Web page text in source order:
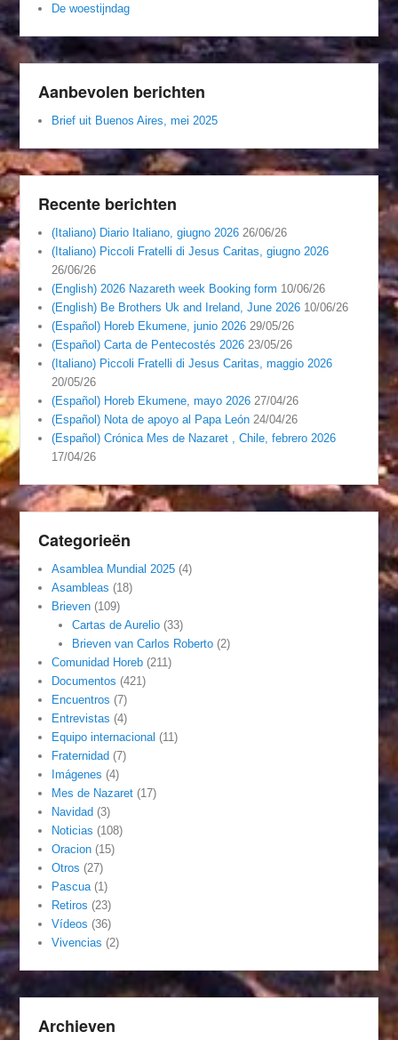
De woestijndag
Aanbevolen berichten
Brief uit Buenos Aires, mei 2025
Recente berichten
(Italiano) Diario Italiano, giugno 2026 26/06/26
(Italiano) Piccoli Fratelli di Jesus Caritas, giugno 2026
26/06/26
(English) 2026 Nazareth week Booking form 10/06/26
(English) Be Brothers Uk and Ireland, June 2026 10/06/26
(Español) Horeb Ekumene, junio 2026 29/05/26
(Español) Carta de Pentecostés 2026 23/05/26
(Italiano) Piccoli Fratelli di Jesus Caritas, maggio 2026
20/05/26
(Español) Horeb Ekumene, mayo 2026 27/04/26
(Español) Nota de apoyo al Papa León 24/04/26
(Español) Crónica Mes de Nazaret , Chile, febrero 2026
17/04/26
Categorieën
Asamblea Mundial 2025 (4)
Asambleas (18)
Brieven (109)
Cartas de Aurelio(33)
Brieven van Carlos Roberto(2)
Comunidad Horeb (211)
Documentos (421)
Encuentros (7)
Entrevistas (4)
Equipo internacional (11)
Fraternidad (7)
Imágenes (4)
Mes de Nazaret (17)
Navidad (3)
Noticias (108)
Oracion (15)
Otros (27)
Pascua (1)
Retiros (23)
Vídeos (36)
Vivencias (2)
Archieven